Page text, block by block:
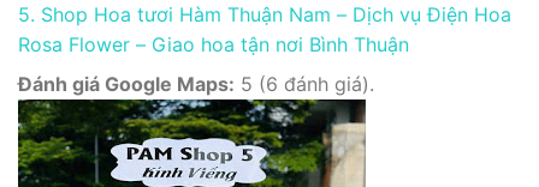
5. Shop Hoa tươi Hàm Thuận Nam – Dịch vụ Điện Hoa
Rosa Flower – Giao hoa tận nơi Bình Thuận
Đánh giá Google Maps: 5 (6 đánh giá).